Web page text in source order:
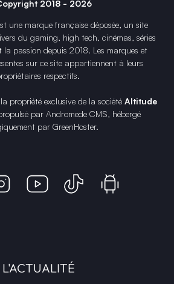
2018 - 2026
une marque française déposée, un site
du gaming, high tech, cinémas, séries
passion depuis 2018. Les marques et
sur ce site appartiennent à leurs
respectifs.
propriété exclusive de la société Altitude
par Andromede CMS, hébergé
par GreenHoster.
L'ACTUALITÉ